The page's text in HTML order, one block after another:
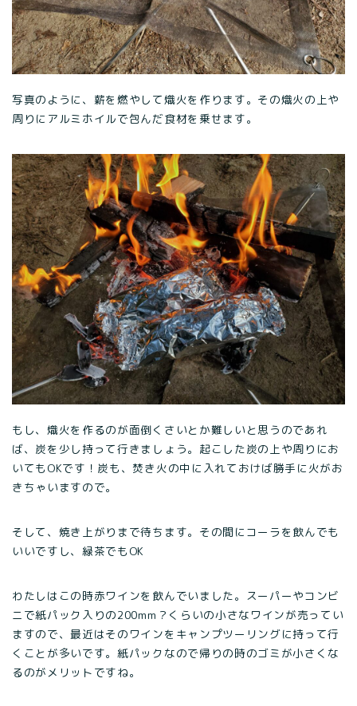
写真のように、薪を燃やして熾火を作ります。その熾火の上や
周りにアルミホイルで包んだ食材を乗せます。
もし、熾火を作るのが面倒くさいとか難しいと思うのであれ
ば、炭を少し持って行きましょう。起こした炭の上や周りにお
いてもOKです！炭も、焚き火の中に入れておけば勝手に火がお
きちゃいますので。
そして、焼き上がりまで待ちます。その間にコーラを飲んでも
いいですし、緑茶でもOK
わたしはこの時赤ワインを飲んでいました。スーパーやコンビ
ニで紙パック入りの200mm？くらいの小さなワインが売ってい
ますので、最近はそのワインをキャンプツーリングに持って行
くことが多いです。紙パックなので帰りの時のゴミが小さくな
るのがメリットですね。